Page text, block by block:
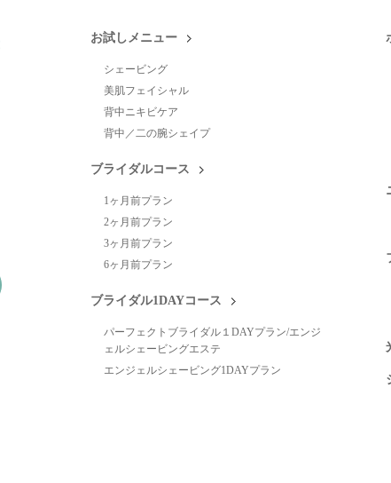
お試しメニュー
シェービング
美肌フェイシャル
背中ニキビケア
背中／二の腕シェイプ
ブライダルコース
1ヶ月前プラン
2ヶ月前プラン
3ヶ月前プラン
6ヶ月前プラン
ブライダル1DAYコース
パーフェクトブライダル１DAYプラン/エンジ
ェルシェービングエステ
エンジェルシェービング1DAYプラン